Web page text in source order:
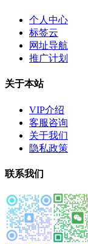
个人中心
标签云
网址导航
推广计划
关于本站
VIP介绍
客服咨询
关于我们
隐私政策
联系我们